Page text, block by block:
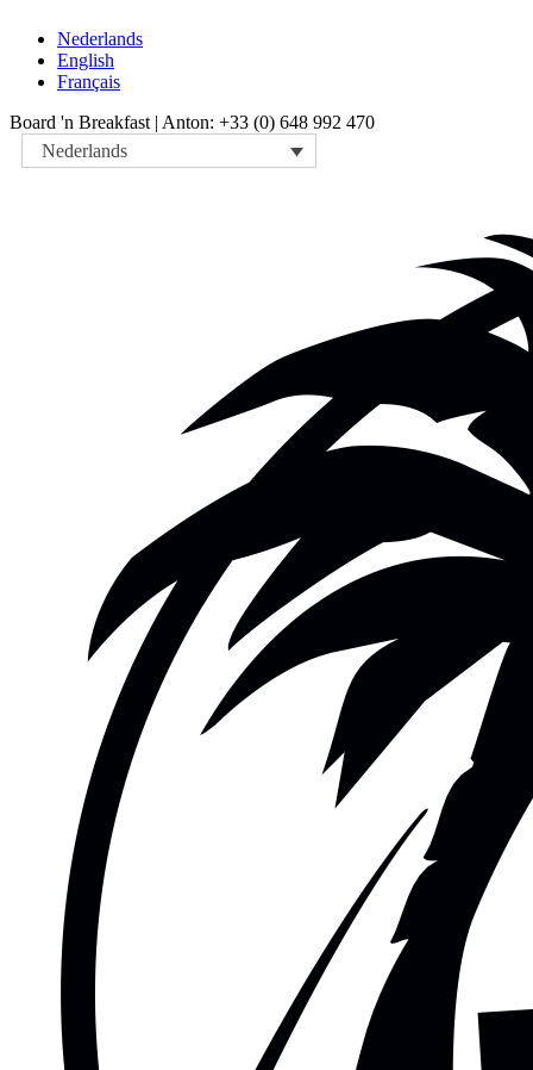
Nederlands
English
Français
Board 'n Breakfast | Anton: +33 (0) 648 992 470
Nederlands